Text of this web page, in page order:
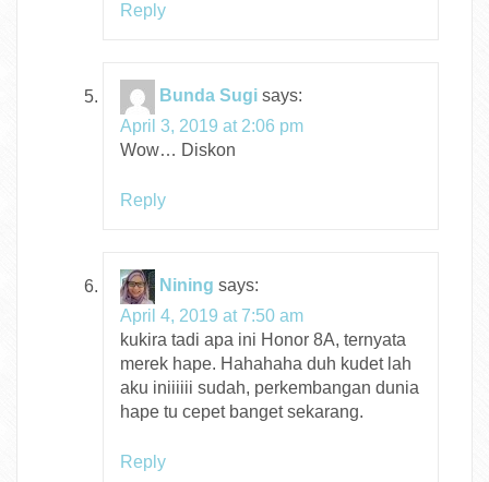
Reply
Bunda Sugi says:
April 3, 2019 at 2:06 pm
Wow… Diskon
Reply
Nining says:
April 4, 2019 at 7:50 am
kukira tadi apa ini Honor 8A, ternyata
merek hape. Hahahaha duh kudet lah
aku iniiiiii sudah, perkembangan dunia
hape tu cepet banget sekarang.
Reply